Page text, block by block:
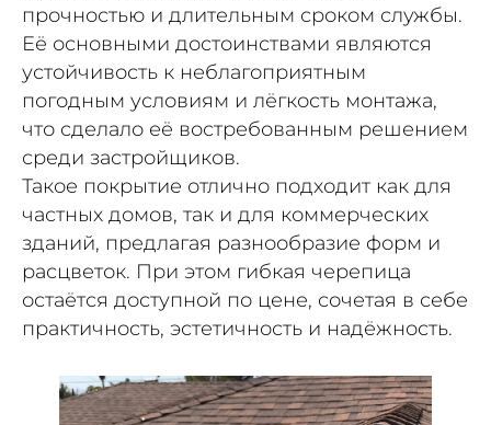
прочностью и длительным сроком службы.
Её основными достоинствами являются
устойчивость к неблагоприятным
погодным условиям и лёгкость монтажа,
что сделало её востребованным решением
среди застройщиков.
Такое покрытие отлично подходит как для
частных домов, так и для коммерческих
зданий, предлагая разнообразие форм и
расцветок. При этом гибкая черепица
остаётся доступной по цене, сочетая в себе
практичность, эстетичность и надёжность.